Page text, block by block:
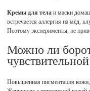
Кремы для тела и маски
встречается аллергия на мёд,
Поэтому эксперименты, не
Можно ли
Повышенная пигментация